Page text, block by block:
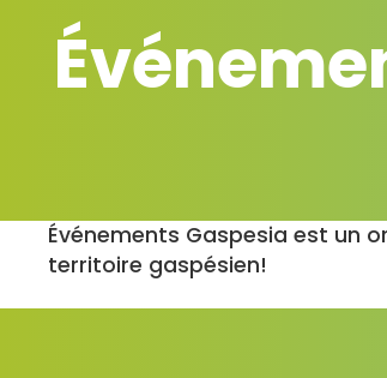
Événements Gaspesia est un
territoire gaspésien!